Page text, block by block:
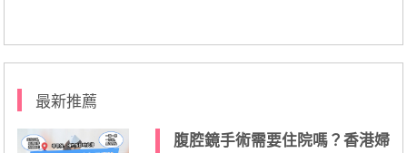
最新推薦
腹腔鏡手術需要住院嗎？香港婦